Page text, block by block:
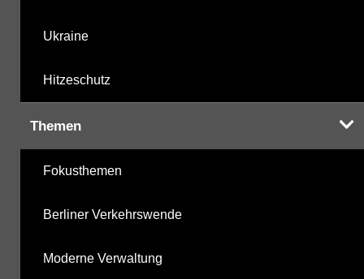
Ukraine
Hitzeschutz
Themen
Fokusthemen
Berliner Verkehrswende
Moderne Verwaltung